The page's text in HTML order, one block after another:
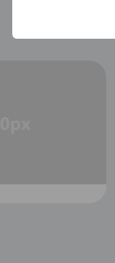
sicherzustellen,